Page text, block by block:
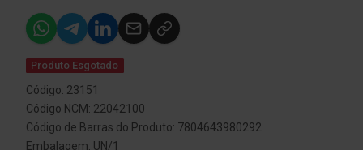
Produto Esgotado
Código: 23151
Código NCM: 22042100
Código de Barras do Produto: 7804643980292
Embalagem: UN/1